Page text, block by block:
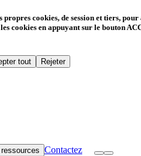
propres cookies, de session et tiers,
cookies en appuyant sur le bouton
tout Rejeter
ressources Contactez